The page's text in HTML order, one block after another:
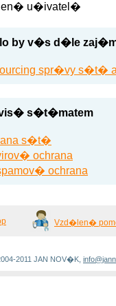
u�ivatel�
by v�s d�le
spr�vy s�t�
s�t�matem
s�t�
ochrana
ochrana
Vzd�len�
2011 JAN NOV�K,